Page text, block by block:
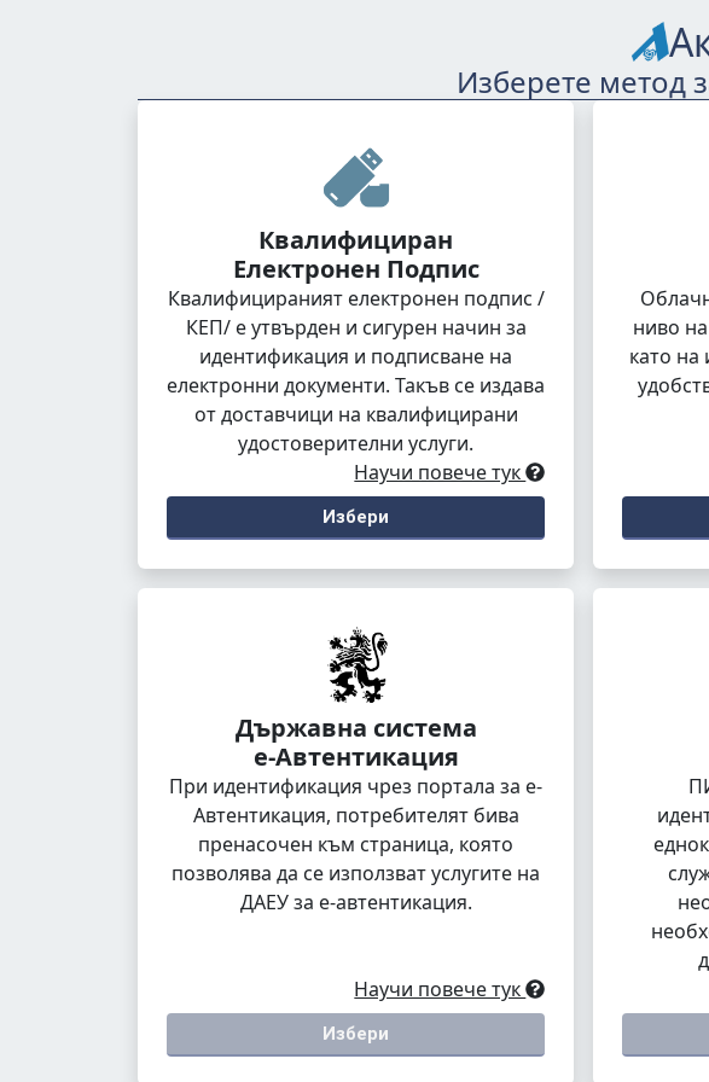
Изберете метод
Квалифициран
Електронен Подпис
Квалифицираният електронен подпис /
КЕП/ е утвърден и сигурен начин за
идентификация и подписване на
електронни документи. Такъв се издава
от доставчици на квалифицирани
удостоверителни услуги.
Научи повече тук
Избери
ниво
като на
Държавна система
е-Автентикация
При идентификация чрез портала за е-
Автентикация, потребителят бива
пренасочен към страница, която
позволява да се използват услугите на
ДАЕУ за е-автентикация.
Научи повече тук
Избери